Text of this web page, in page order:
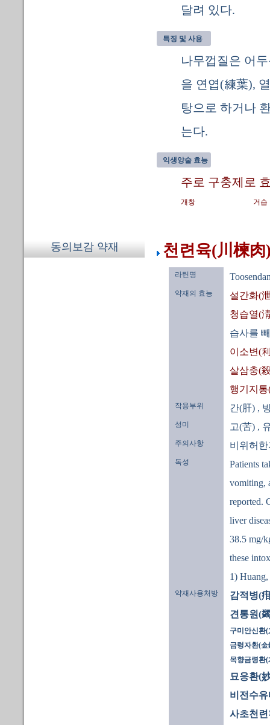
달려 있다.
특징 및 사용
나무껍질은 어
을 연엽(練葉),
탕으로 하거나
는다.
익생양술 효능
주로 구충제로
개창 거습
동의보감 약재 천련육(川楝
라틴명
약재의 효능
설간화(
청습열(
습사를
이소변(
살삼충(
행기지
작용부위 간(肝) ,
성미 고(苦) ,
주의사항 비위허
독성
Patients
vomiting,
reported.
liver
38.5 mg/
these
1)
약재사용처방
감적병(
견통원(
구미안신환
금령자환(
목향금령환
묘응환(
비전수
사초천